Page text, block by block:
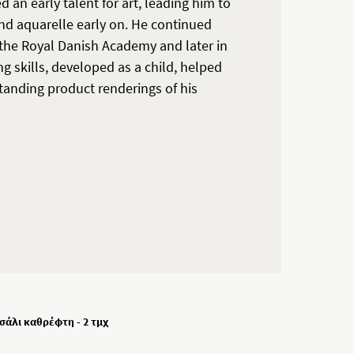
aquarelle early on. He continued
Royal Danish Academy and later in
skills, developed as a child, helped
product renderings of his
καθρέφτη - 2 τμχ